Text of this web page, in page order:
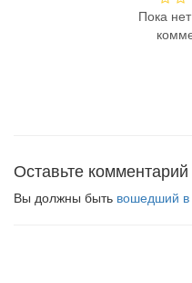
Пока
Оставьте комментарий
Вы должны быть вошедший в